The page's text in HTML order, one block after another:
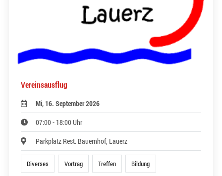
Vereinsausflug
Mi, 16. September 2026
07:00 - 18:00 Uhr
Parkplatz Rest. Bauernhof, Lauerz
Diverses Vortrag Treffen Bildung